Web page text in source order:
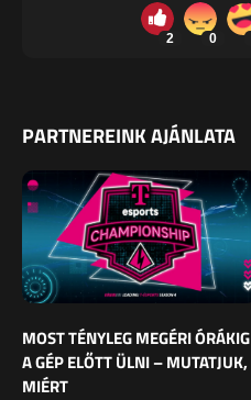
2 0
PARTNEREINK AJÁNLATA
MOST TÉNYLEG MEGÉRI ÓRÁKIG
A GÉP ELŐTT ÜLNI – MUTATJUK,
MIÉRT